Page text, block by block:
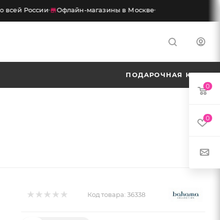
России Офлайн-магазины в Москве
ПОДАРОЧНАЯ КАРТА
Код товара: 36338
0
0